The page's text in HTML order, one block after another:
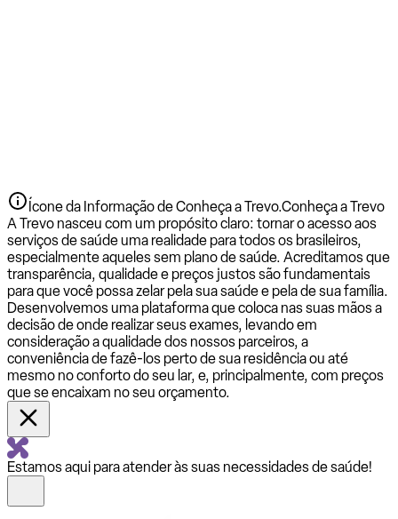
Ícone da Informação de Conheça a Trevo.Conheça a Trevo
A Trevo nasceu com um propósito claro: tornar o acesso aos
serviços de saúde uma realidade para todos os brasileiros,
especialmente aqueles sem plano de saúde. Acreditamos que
transparência, qualidade e preços justos são fundamentais
para que você possa zelar pela sua saúde e pela de sua família.
Desenvolvemos uma plataforma que coloca nas suas mãos a
decisão de onde realizar seus exames, levando em
consideração a qualidade dos nossos parceiros, a
conveniência de fazê-los perto de sua residência ou até
mesmo no conforto do seu lar, e, principalmente, com preços
que se encaixam no seu orçamento.
Estamos aqui para atender às suas necessidades de saúde!